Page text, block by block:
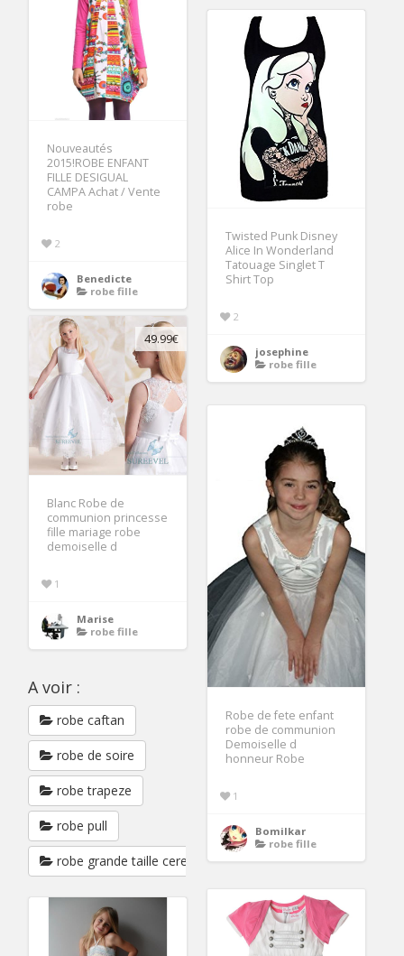
Nouveautés
2015!ROBE ENFANT
FILLE DESIGUAL
CAMPA Achat / Vente
robe
2
Benedicte
robe fille
Twisted Punk Disney
Alice In Wonderland
Tatouage Singlet T
Shirt Top
2
josephine
robe fille
49.99€
Blanc Robe de
communion princesse
fille mariage robe
demoiselle d
1
Marise
robe fille
Robe de fete enfant
robe de communion
Demoiselle d
honneur Robe
1
Bomilkar
robe fille
A voir :
robe caftan
robe de soire
robe trapeze
robe pull
robe grande taille ceremonie